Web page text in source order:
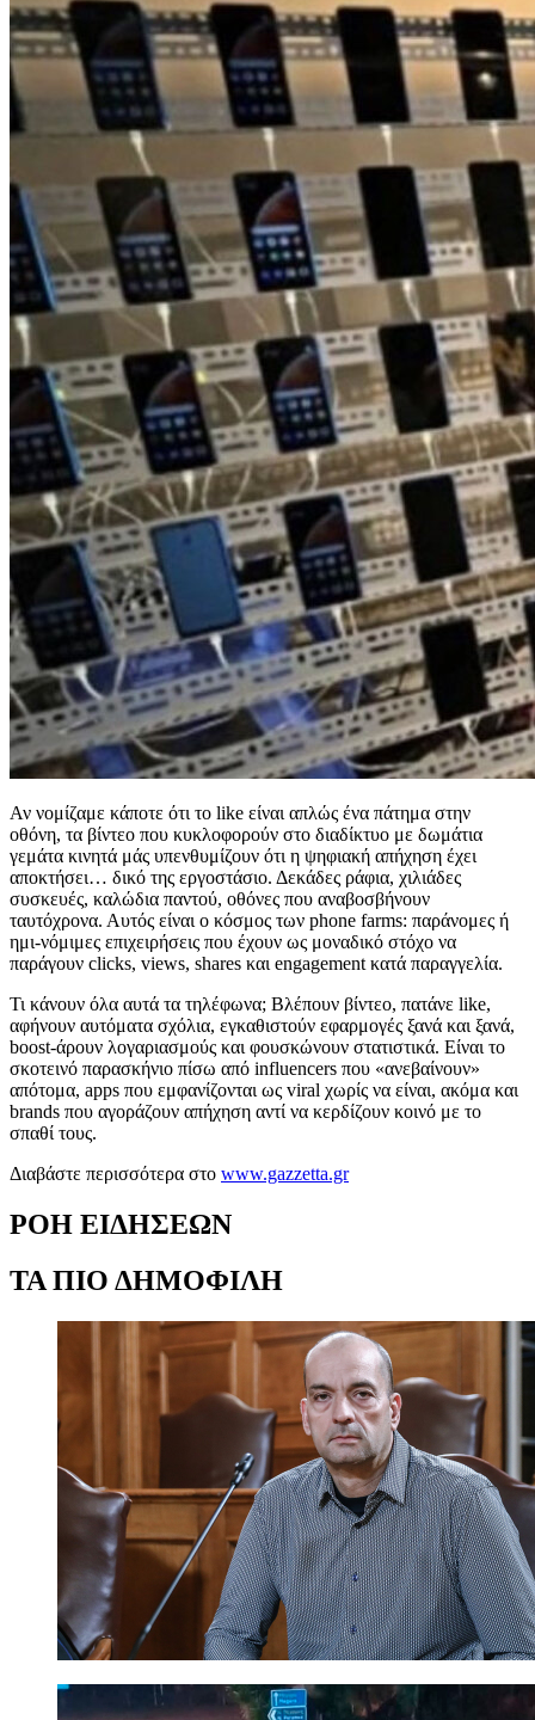
Αν νομίζαμε κάποτε ότι το like είναι απλώς ένα πάτημα στην
οθόνη, τα βίντεο που κυκλοφορούν στο διαδίκτυο με δωμάτια
γεμάτα κινητά μάς υπενθυμίζουν ότι η ψηφιακή απήχηση έχει
αποκτήσει… δικό της εργοστάσιο. Δεκάδες ράφια, χιλιάδες
συσκευές, καλώδια παντού, οθόνες που αναβοσβήνουν
ταυτόχρονα. Αυτός είναι ο κόσμος των phone farms: παράνομες ή
ημι-νόμιμες επιχειρήσεις που έχουν ως μοναδικό στόχο να
παράγουν clicks, views, shares και engagement κατά παραγγελία.
Τι κάνουν όλα αυτά τα τηλέφωνα; Βλέπουν βίντεο, πατάνε like,
αφήνουν αυτόματα σχόλια, εγκαθιστούν εφαρμογές ξανά και ξανά,
boost-άρουν λογαριασμούς και φουσκώνουν στατιστικά. Είναι το
σκοτεινό παρασκήνιο πίσω από influencers που «ανεβαίνουν»
απότομα, apps που εμφανίζονται ως viral χωρίς να είναι, ακόμα και
brands που αγοράζουν απήχηση αντί να κερδίζουν κοινό με το
σπαθί τους.
Διαβάστε περισσότερα στο www.gazzetta.gr
ΡΟΗ ΕΙΔΗΣΕΩΝ
ΤΑ ΠΙΟ ΔΗΜΟΦΙΛΗ